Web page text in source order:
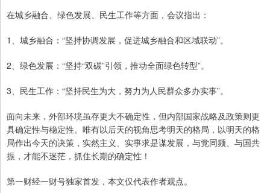
在城乡融合、绿色发展、民生工作等方面，会议指出：
1、城乡融合：“坚持协调发展，促进城乡融合和区域联动”。
2、绿色发展：“坚持“双碳”引领，推动全面绿色转型”。
3、民生工作：“坚持民生为大，努力为人民群众多办实事”。
面向未来，外部环境虽存更大不确定性，但内部国家战略及政策则更
具确定性与稳定性。唯有以后天的视角思考明天的格局，以明天的格
局作出今天的决策，实然主义、实事求是谋发展，与党同频、与国共
振，才能不迷茫，抓住长期的确定性！
第一财经一财号独家首发，本文仅代表作者观点。